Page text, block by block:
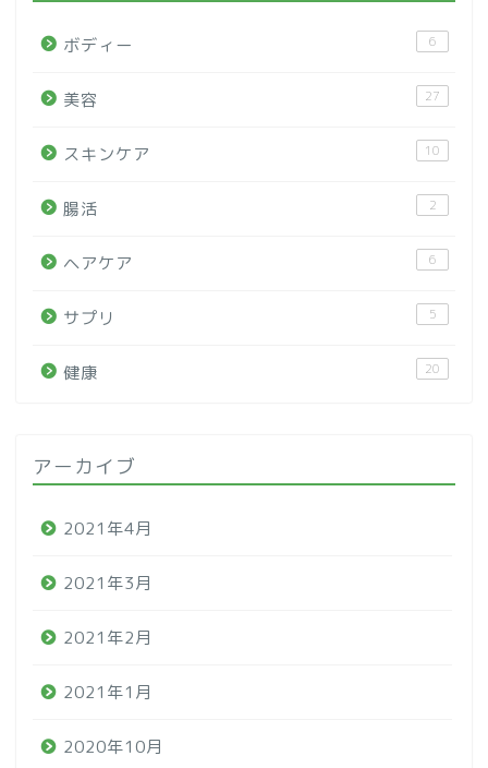
ボディー 6
美容 27
スキンケア 10
腸活 2
ヘアケア 6
サプリ 5
健康 20
アーカイブ
2021年4月
2021年3月
2021年2月
2021年1月
2020年10月